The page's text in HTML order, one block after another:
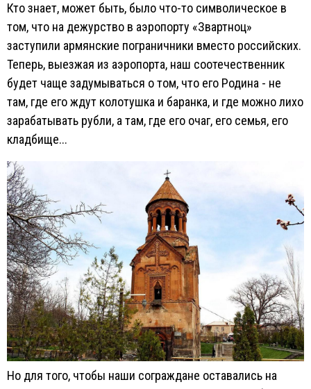
Кто знает, может быть, было что-то символическое в
том, что на дежурство в аэропорту «Звартноц»
заступили армянские пограничники вместо российских.
Теперь, выезжая из аэропорта, наш соотечественник
будет чаще задумываться о том, что его Родина - не
там, где его ждут колотушка и баранка, и где можно лихо
зарабатывать рубли, а там, где его очаг, его семья, его
кладбище...
Но для того, чтобы наши сограждане оставались на